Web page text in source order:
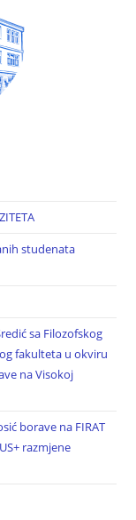
studenata
sa Filozofskog
fakulteta u okviru
na Visokoj
borave na FIRAT
razmjene